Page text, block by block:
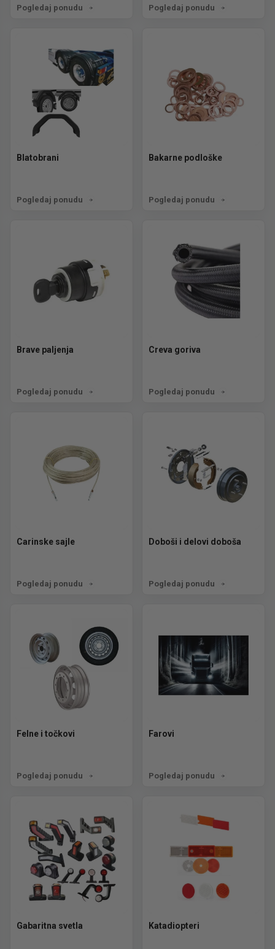
Pogledaj ponudu Pogledaj ponudu
Blatobrani
Pogledaj ponudu
Bakarne podloške
Pogledaj ponudu
Brave paljenja
Pogledaj ponudu
Creva goriva
Pogledaj ponudu
Carinske sajle
Pogledaj ponudu
Doboši i delovi doboša
Pogledaj ponudu
Felne i točkovi
Pogledaj ponudu
Farovi
Pogledaj ponudu
Gabaritna svetla Katadiopteri